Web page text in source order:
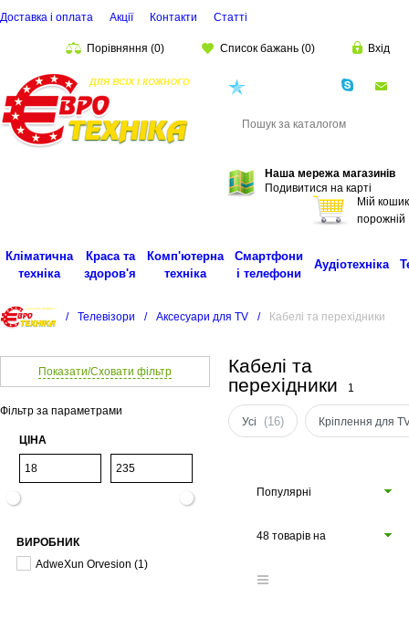
Доставка і оплата Акції Контакти Статті
Порівняння (0) Список бажань (0) Вхід
Наша мережа магазинів
Подивитися на карті
Мій кошик
порожній
Кліматична
техніка
Краса та
здоров'я
Комп'ютерна
техніка
Смартфони
і телефони
Аудіотехніка
/ Телевізори / Аксесуари для TV / Кабелі та перехідники
Показати/Сховати фільтр
Фільтр за параметрами
ЦІНА
ВИРОБНИК
AdweXun Orvesion (1)
Кабелі та
перехідники
1
Усі (16) Кріплення для
Популярні
48 товарів на